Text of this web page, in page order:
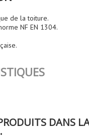
de la toiture.
NF EN 1304.
DANS